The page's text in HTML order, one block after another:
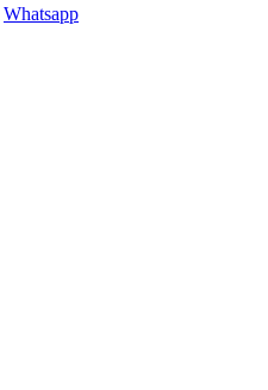
Whatsapp